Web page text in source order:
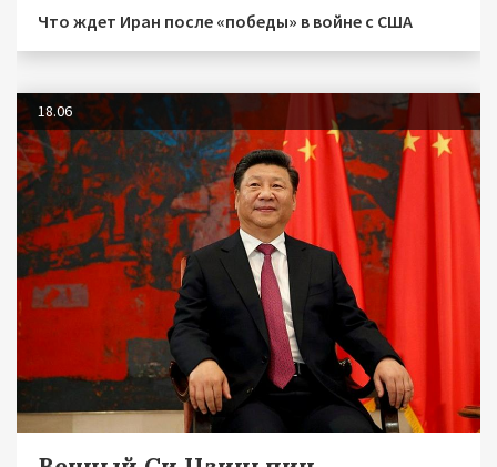
Что ждет Иран после «победы» в войне с США
18.06